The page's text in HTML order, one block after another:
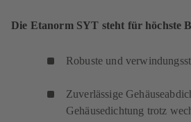
Die Etanorm SYT steht für höchste
Robuste und
Zuverlässige
Gehäusedichtung trotz